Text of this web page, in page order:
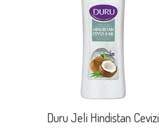
Duru Jeli Hindistan Cevizi